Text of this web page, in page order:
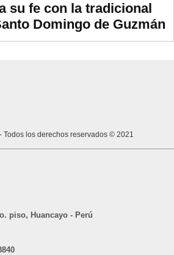
su fe con la tradicional
Domingo de Guzmán
- Todos los derechos reservados © 2021
piso, Huancayo - Perú